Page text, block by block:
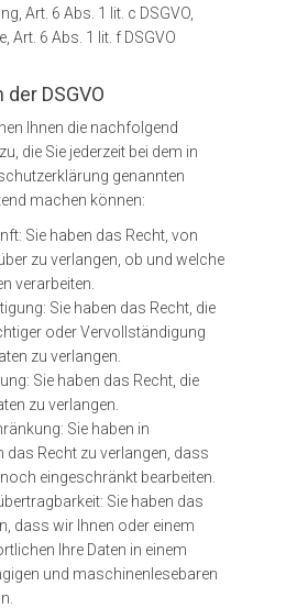
Art. 6 Abs. 1 lit. c DSGVO,
Art. 6 Abs. 1 lit. f DSGVO
DSGVO
Ihnen die nachfolgend
die Sie jederzeit bei dem in
genannten
machen können:
Sie haben das Recht, von
zu verlangen, ob und welche
verarbeiten.
Sie haben das Recht, die
oder Vervollständigung
zu verlangen.
Sie haben das Recht, die
zu verlangen.
Sie haben in
das Recht zu verlangen, dass
eingeschränkt bearbeiten.
Sie haben das
dass wir Ihnen oder einem
Ihre Daten in einem
und maschinenlesebaren